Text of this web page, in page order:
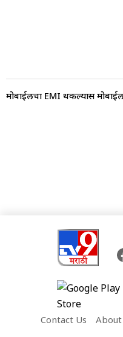
मोबाईलचा EMI थकल्यास
Contact Us About